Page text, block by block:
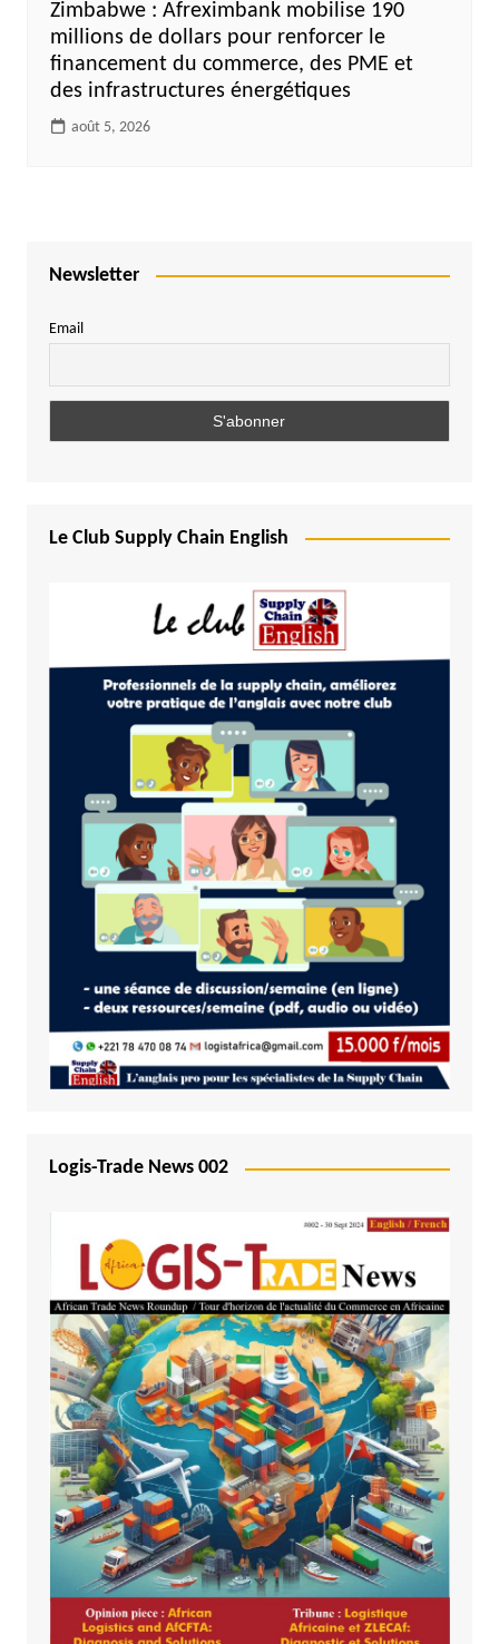
Zimbabwe : Afreximbank mobilise 190
millions de dollars pour renforcer le
financement du commerce, des PME et
des infrastructures énergétiques
août 5, 2026
Newsletter
Email
Le Club Supply Chain English
Logis-Trade News 002